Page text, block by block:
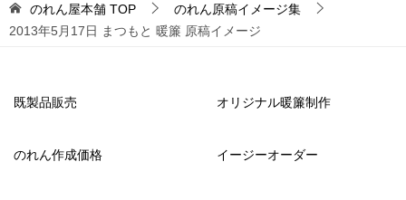
のれん屋本舗 TOP
のれん原稿イメージ集
2013年5月17日 まつもと 暖簾 原稿イメージ
既製品販売 オリジナル暖簾制作
のれん作成価格 イージーオーダー